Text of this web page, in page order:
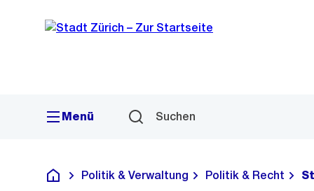
Navigation
Sprunglink
Menü Suchen
Deutsch
Politik & Verwaltung Politik & Recht